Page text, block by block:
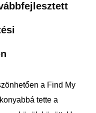
a Find My
tette a